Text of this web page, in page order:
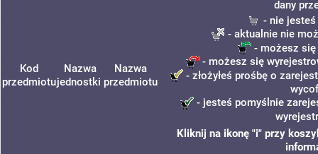
Kod
przedmiotu
Nazwa
jednostki
Nazwa
przedmiotu
dany
- nie
- aktualnie nie
- możesz się
- możesz się
- złożyłeś prośbę o
- jesteś pomyślnie
Kliknij na ikonę "i" przy